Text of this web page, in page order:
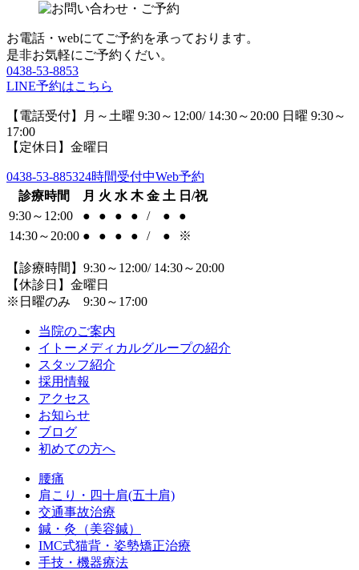
お電話・webにてご予約を承っております。
是非お気軽にご予約くだい。
0438-53-8853
LINE予約はこちら
【電話受付】月～土曜 9:30～12:00/ 14:30～20:00 日曜 9:30～
17:00
【定休日】金曜日
0438-53-885324時間受付中Web予約
診療時間
月 火 水 木 金 土 日/祝
9:30～12:00
● ● ● ● / ●
●
14:30～20:00 ● ● ● ● / ● ※
【診療時間】9:30～12:00/ 14:30～20:00
【休診日】金曜日
※日曜のみ 9:30～17:00
当院のご案内
イトーメディカルグループの紹介
スタッフ紹介
採用情報
アクセス
お知らせ
ブログ
初めての方へ
腰痛
肩こり・四十肩(五十肩)
交通事故治療
鍼・灸（美容鍼）
IMC式猫背・姿勢矯正治療
手技・機器療法